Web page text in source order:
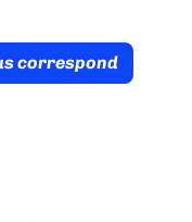
correspond